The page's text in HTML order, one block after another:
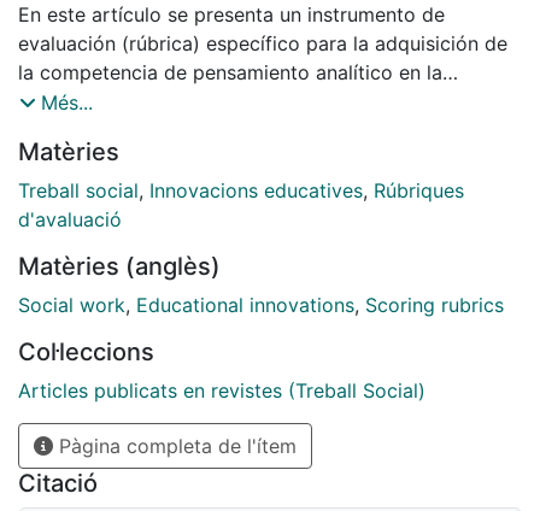
En este artículo se presenta un instrumento de
evaluación (rúbrica) específico para la adquisición de
la competencia de pensamiento analítico en la
formación de Trabajo Social, aplicable a las materias
Social. Se describe el proceso metodológico y el
enfoque colaborativo de su construcción, impulsada
por el Grupo de Innovación Docente Trans@net:
de la Universidad de Barcelona. Este proyecto ha
permitido avanzar a los docentes en su
criterios evaluativos utilizados inicialmente. Aunar una
visibilidad común ante los estudiantes al compartir un
mismo instrumento entre asignaturas coetáneas y
cursos diferentes. Favorecer la transversalidad al
aplicarse a materias de distintas áreas de
conocimiento y definir unas condiciones provisionales
Més...
Matèries
Treball social, Innovacions educatives, Rúbriques
d'avaluació
Matèries (anglès)
Social work, Educational innovations, Scoring rubrics
Col·leccions
Articles publicats en revistes (Treball Social)
Pàgina completa de l'ítem
Citació